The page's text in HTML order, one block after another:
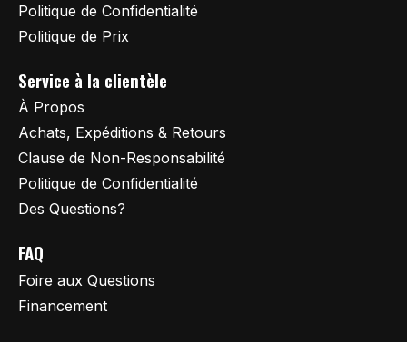
Politique de Confidentialité
Politique de Prix
Service à la clientèle
À Propos
Achats, Expéditions & Retours
Clause de Non-Responsabilité
Politique de Confidentialité
Des Questions?
FAQ
Foire aux Questions
Financement